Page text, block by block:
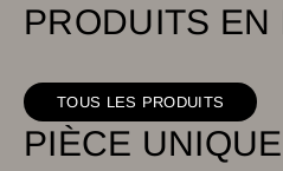
PRODUITS EN
TOUS LES PRODUITS
PIÈCE UNIQUE